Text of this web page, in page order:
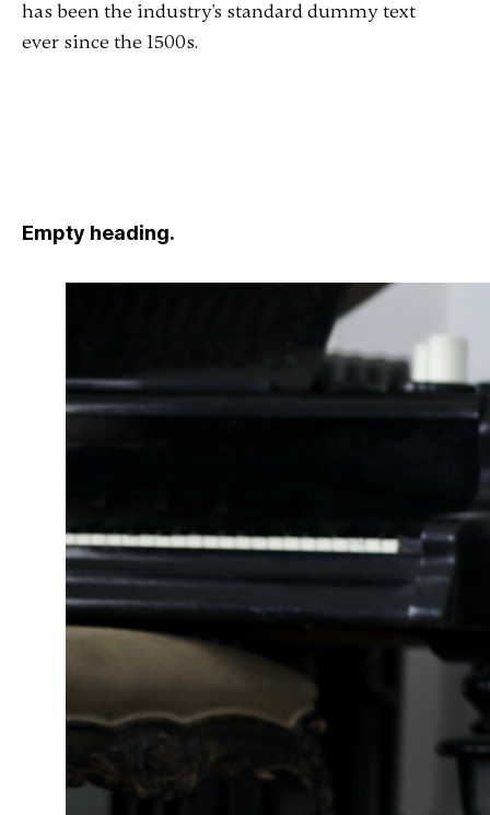
has been the industry's standard dummy text
ever since the 1500s.
Empty heading.